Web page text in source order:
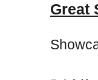
Great